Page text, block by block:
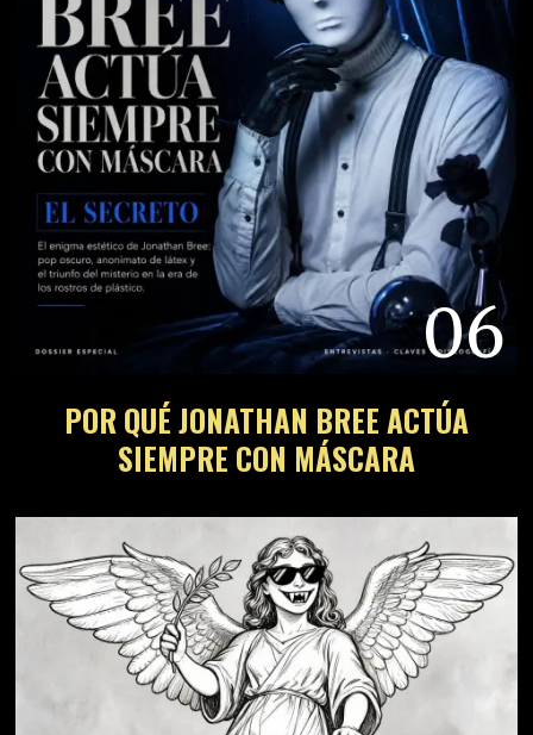
06
POR QUÉ JONATHAN BREE ACTÚA
SIEMPRE CON MÁSCARA